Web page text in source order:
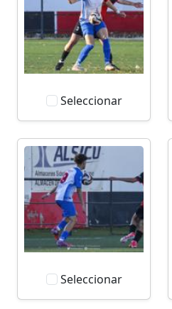
Seleccionar
Seleccionar